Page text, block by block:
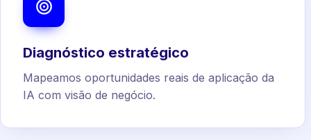
Diagnóstico estratégico
Mapeamos oportunidades reais de aplicação da
IA com visão de negócio.